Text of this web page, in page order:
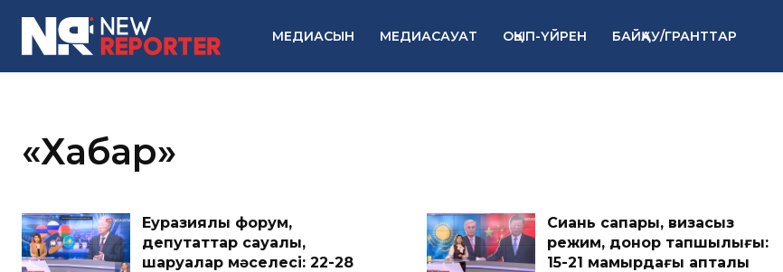
МЕДИАСЫН МЕДИАСАУАТ ОҚЫП-ҮЙРЕН БАЙҚАУ/ГРАНТТАР
«Хабар»
Еуразиялық форум,
депутаттар сауалы,
шаруалар мәселесі: 22-28
Сиань сапары, визасыз
режим, донор тапшылығы:
15-21 мамырдағы апталық